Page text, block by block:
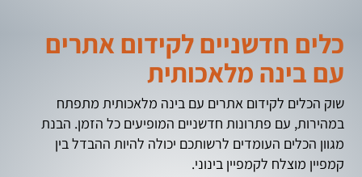
כלים חדשניים לקידום אתרים
עם בינה מלאכותית
שוק הכלים לקידום אתרים עם בינה מלאכותית מתפתח
במהירות, עם פתרונות חדשניים המופיעים כל הזמן. הבנת
מגוון הכלים העומדים לרשותכם יכולה להיות ההבדל בין
קמפיין מוצלח לקמפיין בינוני.